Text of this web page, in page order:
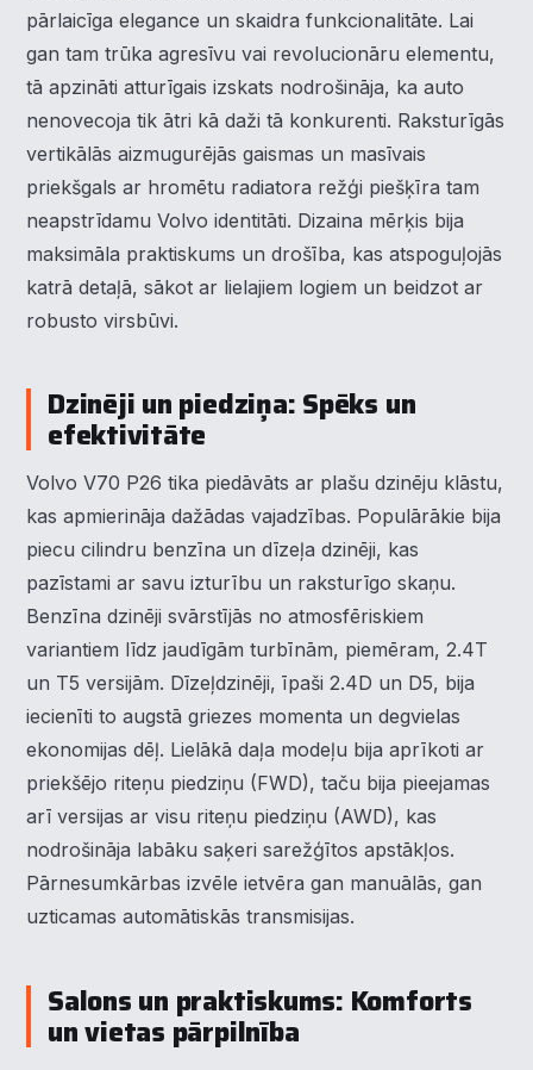
pārlaicīga elegance un skaidra funkcionalitāte. Lai
gan tam trūka agresīvu vai revolucionāru elementu,
tā apzināti atturīgais izskats nodrošināja, ka auto
nenovecoja tik ātri kā daži tā konkurenti. Raksturīgās
vertikālās aizmugurējās gaismas un masīvais
priekšgals ar hromētu radiatora režģi piešķīra tam
neapstrīdamu Volvo identitāti. Dizaina mērķis bija
maksimāla praktiskums un drošība, kas atspoguļojās
katrā detaļā, sākot ar lielajiem logiem un beidzot ar
robusto virsbūvi.
Dzinēji un piedziņa: Spēks un
efektivitāte
Volvo V70 P26 tika piedāvāts ar plašu dzinēju klāstu,
kas apmierināja dažādas vajadzības. Populārākie bija
piecu cilindru benzīna un dīzeļa dzinēji, kas
pazīstami ar savu izturību un raksturīgo skaņu.
Benzīna dzinēji svārstījās no atmosfēriskiem
variantiem līdz jaudīgām turbīnām, piemēram, 2.4T
un T5 versijām. Dīzeļdzinēji, īpaši 2.4D un D5, bija
iecienīti to augstā griezes momenta un degvielas
ekonomijas dēļ. Lielākā daļa modeļu bija aprīkoti ar
priekšējo riteņu piedziņu (FWD), taču bija pieejamas
arī versijas ar visu riteņu piedziņu (AWD), kas
nodrošināja labāku saķeri sarežģītos apstākļos.
Pārnesumkārbas izvēle ietvēra gan manuālās, gan
uzticamas automātiskās transmisijas.
Salons un praktiskums: Komforts
un vietas pārpilnība